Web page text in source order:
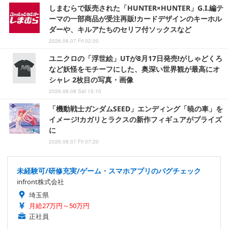
しまむらで販売された「HUNTER×HUNTER」G.I.編テ
ーマの一部商品が受注再販!カードデザインのキーホル
ダーや、キルアたちのセリフ付ソックスなど
2026.08.07 Fri 02:00
ユニクロの「浮世絵」UTが8月17日発売!がしゃどくろ
など妖怪をモチーフにした、奥深い世界観が最高にオ
シャレ 2枚目の写真・画像
2026.08.08 Sat 15:10
「機動戦士ガンダムSEED」エンディング「暁の車」を
イメージ!カガリとラクスの新作フィギュアがプライズ
に
2026.08.07 Fri 07:20
未経験可/研修充実/ゲーム・スマホアプリのバグチェック
infront株式会社
埼玉県
月給27万円～50万円
正社員